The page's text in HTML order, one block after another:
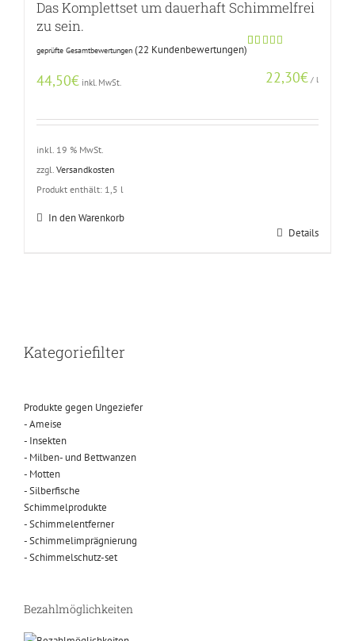
Das Komplettset um dauerhaft Schimmelfrei
zu sein.
von 5,
basierend
geprüfte Gesamtbewertungen (22 Kundenbewertungen)
44,50€ inkl. MwSt. 22,30€ / l
inkl. 19 % MwSt.
zzgl. Versandkosten
Produkt enthält: 1,5 l
In den Warenkorb
Details
Kategoriefilter
Produkte gegen Ungeziefer
- Ameise
- Insekten
- Milben- und Bettwanzen
- Motten
- Silberfische
Schimmelprodukte
- Schimmelentferner
- Schimmelimprägnierung
- Schimmelschutz-set
Bezahlmöglichkeiten